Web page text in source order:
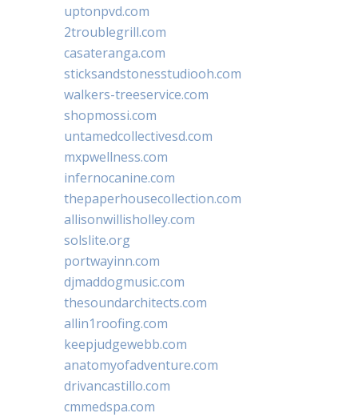
uptonpvd.com
2troublegrill.com
casateranga.com
sticksandstonesstudiooh.com
walkers-treeservice.com
shopmossi.com
untamedcollectivesd.com
mxpwellness.com
infernocanine.com
thepaperhousecollection.com
allisonwillisholley.com
solslite.org
portwayinn.com
djmaddogmusic.com
thesoundarchitects.com
allin1roofing.com
keepjudgewebb.com
anatomyofadventure.com
drivancastillo.com
cmmedspa.com